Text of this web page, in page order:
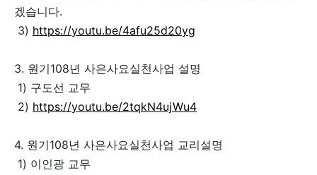
겠습니다.
3) https://youtu.be/4afu25d20yg
3. 원기108년 사은사요실천사업 설명
1) 구도선 교무
2) https://youtu.be/2tqkN4ujWu4
4. 원기108년 사은사요실천사업 교리설명
1) 이인광 교무